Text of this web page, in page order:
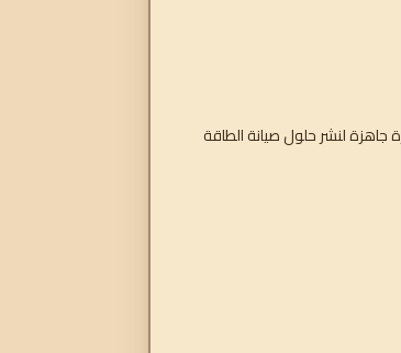
لنشر حلول صيانة الطاقة